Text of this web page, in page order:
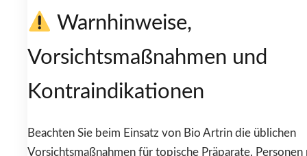
Warnhinweise,
Vorsichtsmaßnahmen und
Kontraindikationen
Beachten Sie beim Einsatz von Bio Artrin die üblichen
Vorsichtsmaßnahmen für topische Präparate. Personen